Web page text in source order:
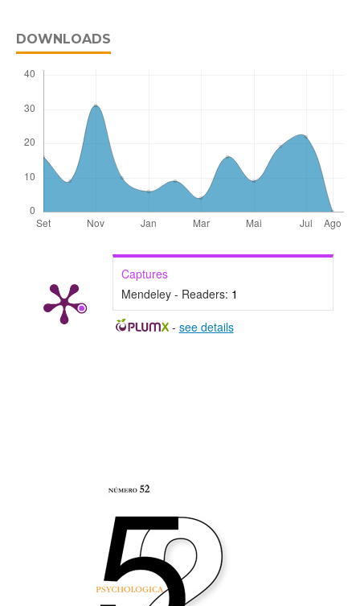
DOWNLOADS
Captures
Mendeley - Readers: 1
- see details